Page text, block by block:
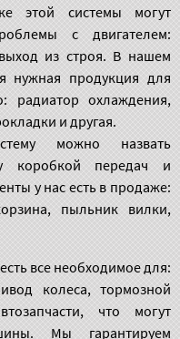
этой системы могут
с двигателем:
из строя. В нашем
нужная продукция для
радиатор охлаждения,
и другая.
можно назвать
коробкой передач и
у нас есть в продаже:
пыльник вилки,
все необходимое для:
колеса, тормозной
что могут
Мы гарантируем